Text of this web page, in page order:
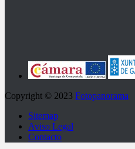
Copyright © 2023 Fotopanorama
Sitemap
Aviso Legal
Contacto